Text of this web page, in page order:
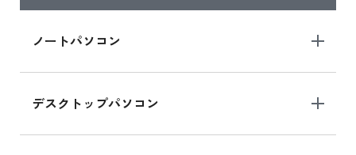
ノートパソコン
デスクトップパソコン
ら
iPad mini シリーズ 2024
iPad mini 8.3インチ の新品買取価格